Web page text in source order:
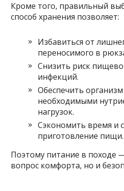
Кроме того, правильный
способ хранения позволяет:
Избавиться от
переносимого в
Снизить риск
инфекций.
Обеспечить
необходимыми
нагрузок.
Сэкономить время и
приготовление пищи.
Поэтому питание в походе
вопрос комфорта, но и